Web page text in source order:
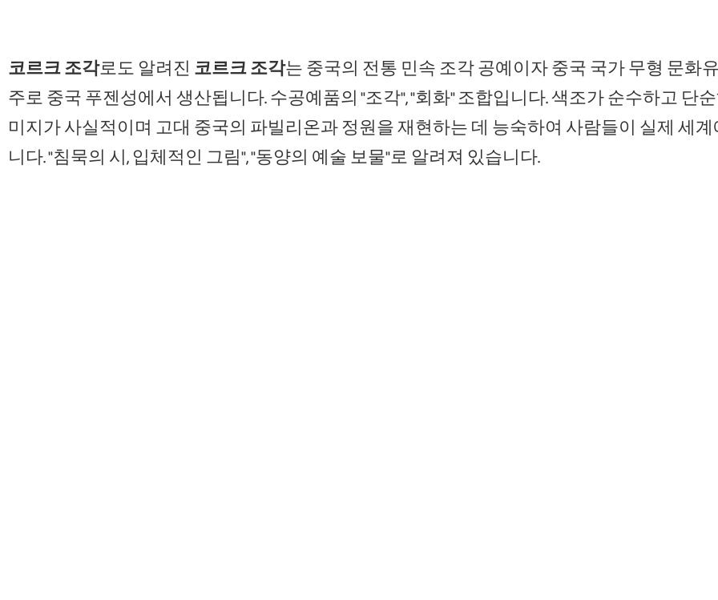
코르크 조각로도 알려진코르크 조각는 중국의 전통 민속 조각 공예이자 중국 국가 무형 문화
주로 중국 푸젠성에서 생산됩니다. 수공예품의 "조각", "회화" 조합입니다. 색조가 순수하고 단
미지가 사실적이며 고대 중국의 파빌리온과 정원을 재현하는 데 능숙하여 사람들이 실제 세
니다. "침묵의 시, 입체적인 그림", "동양의 예술 보물"로 알려져 있습니다.